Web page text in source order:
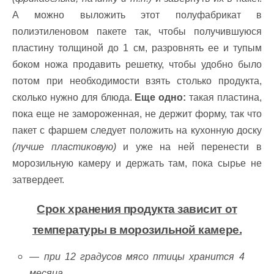
А можно выложить этот полуфабрикат в
полиэтиленовом пакете так, чтобы получившуюся
пластину толщиной до 1 см, разровнять ее и тупым
боком ножа продавить решетку, чтобы удобно было
потом при необходимости взять столько продукта,
сколько нужно для блюда. Еще одно: такая пластина,
пока еще не замороженная, не держит форму, так что
пакет с фаршем следует положить на кухонную доску
(лучше пластиковую)и уже на ней перенести в
морозильную камеру и держать там, пока сырье не
затвердеет.
Срок хранения продукта зависит от
температуры в морозильной камере.
— при 12 градусов мясо птицы хранится 4